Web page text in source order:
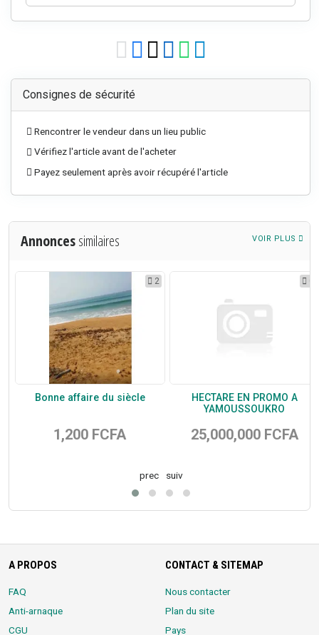
Consignes de sécurité
Rencontrer le vendeur dans un lieu public
Vérifiez l'article avant de l'acheter
Payez seulement après avoir récupéré l'article
Annoncessimilaires VOIR PLUS
2
Bonne affaire du siècle
1,200 FCFA
HECTARE EN PROMO A
YAMOUSSOUKRO
25,000,000 FCFA
prec suiv
A PROPOS
FAQ
Anti-arnaque
CGU
CONTACT & SITEMAP
Nous contacter
Plan du site
Pays